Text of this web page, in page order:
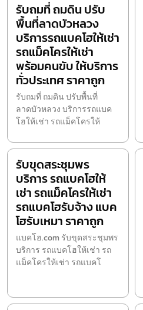
รับถมที่ ถมดิน ปรับ
พื้นที่ลาดบัวหลวง
บริการรถแบคโฮให้เช่า
รถแม็คโครให้เช่า
พร้อมคนขับ ให้บริการ
ทั่วประเทศ ราคาถูก
รับถมที่ ถมดิน ปรับพื้นที่
ลาดบัวหลวง บริการรถแบค
โฮให้เช่า รถแม็คโครให้
รับขุดสระชุมพร
บริการ รถแบคโฮให้
เช่า รถแม็คโครให้เช่า
รถแบคโฮรับจ้าง แบค
โฮรับเหมา ราคาถูก
แบคโฮ.com รับขุดสระชุมพร
บริการ รถแบคโฮให้เช่า รถ
แม็คโครให้เช่า รถแบคโ